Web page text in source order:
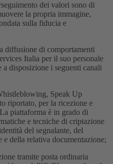
dei valori sono di
la propria immagine,
sulla fiducia e
diffusione di comportamenti
Italia per il suo personale
disposizione i seguenti canali
Speak Up
riportato, per la ricezione e
piattaforma è in grado di
e tecniche di criptazione
del segnalante, del
e della relativa documentazione;
tramite posta ordinaria